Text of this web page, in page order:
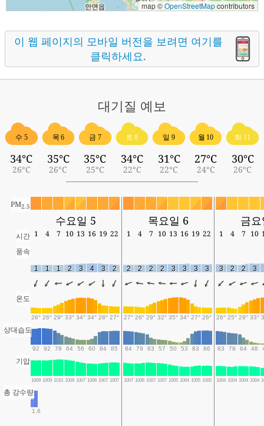
map ©OpenStreetMapcontributors
이 웹 페이지의 모바일 버전을 보려면 여기를
클릭하세요.
대기질 예보
수 5
34°C
26°C
목 6
35°C
26°C
금 7
35°C
25°C
토 8
34°C
22°C
일 9
31°C
22°C
월 10
27°C
24°C
화 11
30°C
26°C
PM2.5
수요일 5 목요일 6 금
시간 1 4 7 10 13 16 19 22 1 4 7 10 13 16 19 22 1 4 7 10
풍속
1 1 1 2 3 4 3 2 2 2 2 2 3 3 3 3 3 2 2 3
온도
26° 26° 29° 33° 34° 34° 28° 27° 27° 26° 29° 32° 35° 34° 27° 26° 26° 25° 29° 33°
상대습도
92 92 78 64 56 60 84 85 84 79 63 57 50 53 83 86 83 78 64 48
기압
1009 1009 1010 1009 1007 1006 1007 1007 1007 1006 1007 1007 1005 1004 1005 1005 1004 1004 1004 1004
총 강수량
1.6